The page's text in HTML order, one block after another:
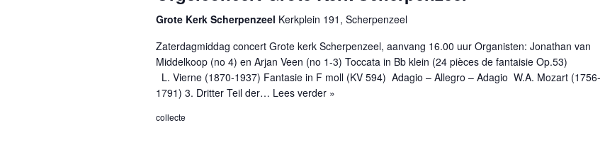
Grote Kerk Scherpenzeel Kerkplein 191, Scherpenzeel
Zaterdagmiddag concert Grote kerk Scherpenzeel, aanvang 16.00 uur Organisten: Jonathan van
Middelkoop (no 4) en Arjan Veen (no 1-3) Toccata in Bb klein (24 pièces de fantaisie Op.53)
L. Vierne (1870-1937) Fantasie in F moll (KV 594) Adagio – Allegro – Adagio W.A. Mozart (1756-
1791) 3. Dritter Teil der… Lees verder »
collecte